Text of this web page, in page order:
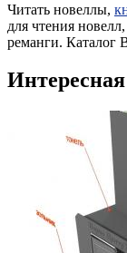
Читать новеллы,
для чтения
реманги. Каталог